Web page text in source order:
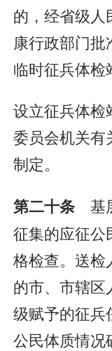
的，经省级人
康行政部门
临时征兵体检
设立征兵体检
委员会机关有
制定。
第二十条 基
征集的应征公
格检查。送检
的市、市辖区
级赋予的征兵
公民体质情况